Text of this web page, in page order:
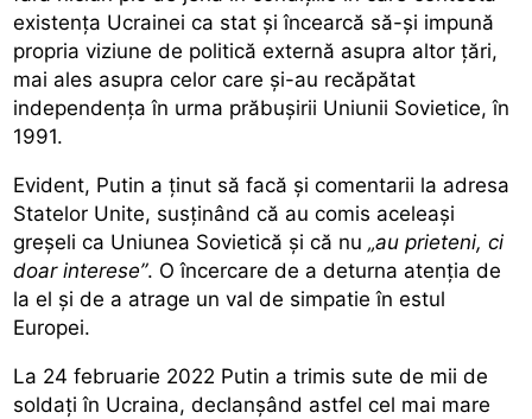
existența Ucrainei ca stat și încearcă să-și impună
propria viziune de politică externă asupra altor țări,
mai ales asupra celor care și-au recăpătat
independența în urma prăbușirii Uniunii Sovietice, în
1991.
Evident, Putin a ținut să facă și comentarii la adresa
Statelor Unite, susținând că au comis aceleași
greșeli ca Uniunea Sovietică și că nu„au prieteni, ci
doar interese”. O încercare de a deturna atenția de
la el și de a atrage un val de simpatie în estul
Europei.
La 24 februarie 2022 Putin a trimis sute de mii de
soldați în Ucraina, declanșând astfel cel mai mare